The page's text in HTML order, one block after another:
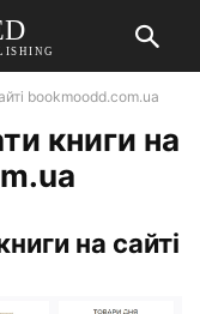
bookmoodd.com.ua
книги на
на сайті